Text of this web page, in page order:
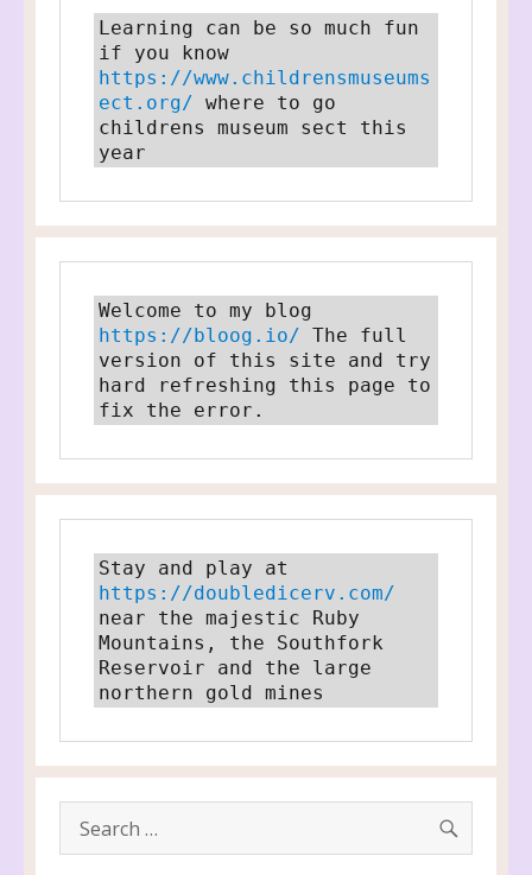
Learning can be so much fun
https://www.childrensmuseums
ect.org/ where to go
childrens museum sect this
year
https://bloog.io/ The full
version of this site and try
hard refreshing this page to
fix the error.
https://doubledicerv.com/
near the majestic Ruby
Mountains, the Southfork
Reservoir and the large
northern gold mines
Search
for: